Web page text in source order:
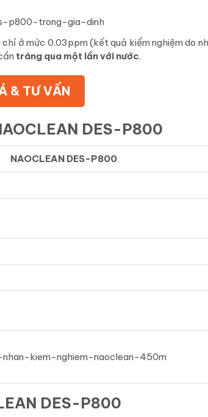
chỉ ở mức 0.03ppm (kết quả kiểm nghiệm do
tráng qua một lần với nước.
& TƯ VẤN
DES-P800
NAOCLEAN DES-P800
DES-P800